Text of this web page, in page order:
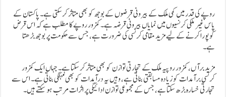
روپے کی قدر میں کمی ملک کے بیرونی قرضوں کے بوجھ کو بھی متاثر کر سکتی ہے۔ پاکستان کے
پاس غیر ملکی کرنسیوں میں نمایاں بیرونی قرضہ ہے۔ کمزور روپے کا مطلب ہے کہ اس قرض
کو پورا کرنے کے لیے مزید مقامی کرنسی کی ضرورت ہے، جس سے حکومت پر بوجھ بڑھتا
ہے۔
مزید برآں، کمزور روپیہ ملک کے تجارتی توازن کو بھی متاثر کر سکتا ہے۔ جہاں ایک کمزور
کرنسی برآمدات کو زیادہ مسابقتی بناتی ہے، وہیں یہ درآمدات کو بھی مہنگی بناتی ہے۔ اس سے
تجارتی خسارہ بڑھ سکتا ہے، جس کے مجموعی توازن ادائیگی پر اثرات مرتب ہو سکتے ہیں۔